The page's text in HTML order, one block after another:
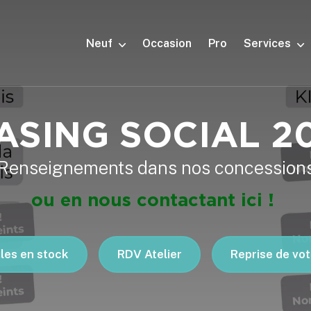
Neuf Occasion Pro Services
SOCIAL
dans nos
ou en nous contactant ici !
en stock RDV Atelier Reprise de